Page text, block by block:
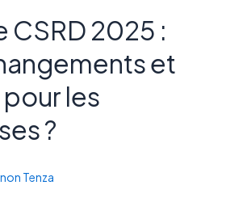
CSRD 2025 :
et
les
?
Tenza